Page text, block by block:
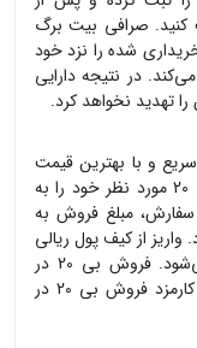
کنید. صرافی بیت برگ
شده را نزد خود
در نتیجه دارایی
تهدید نخواهد کرد.
و با بهترین قیمت
مورد نظر خود را به
مبلغ فروش به
از کیف پول ریالی
فروش بی 20
در
فروش بی 20
در